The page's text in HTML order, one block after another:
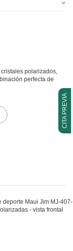
CITA PREVIA
polarizados,
perfecta de